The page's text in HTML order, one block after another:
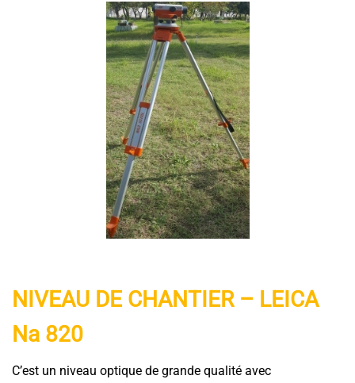
NIVEAU DE CHANTIER – LEICA
Na 820
C’est un niveau optique de grande qualité avec